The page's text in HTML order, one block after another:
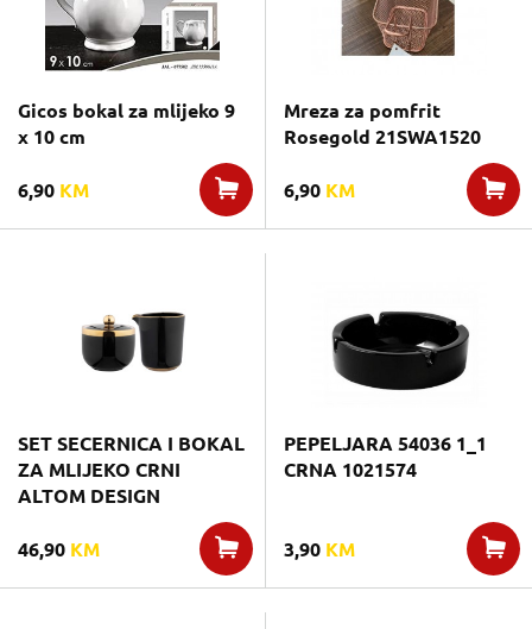
Gicos bokal za mlijeko 9
x 10 cm
6,90 KM
Mreza za pomfrit
Rosegold 21SWA1520
6,90 KM
SET SECERNICA I BOKAL
ZA MLIJEKO CRNI
ALTOM DESIGN
46,90 KM
PEPELJARA 54036 1_1
CRNA 1021574
3,90 KM